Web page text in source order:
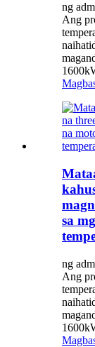
ng
Ang
sa
ng
Ang